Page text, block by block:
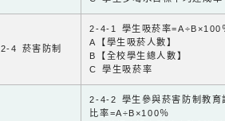
2-4 菸害防制
2-4-1 學生吸菸率=A÷B×100
A【學生吸菸人數】
B【全校學生總人數】
C 學生吸菸率
2-4-2 學生參與菸害防制教育
比率=A÷B×100％